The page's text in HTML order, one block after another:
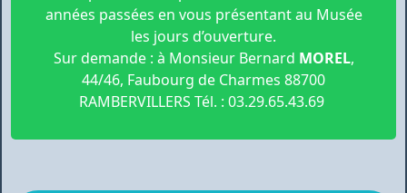
années passées en vous présentant au Musée
les jours d’ouverture.
Sur demande : à Monsieur Bernard MOREL,
44/46, Faubourg de Charmes 88700
RAMBERVILLERS Tél. : 03.29.65.43.69